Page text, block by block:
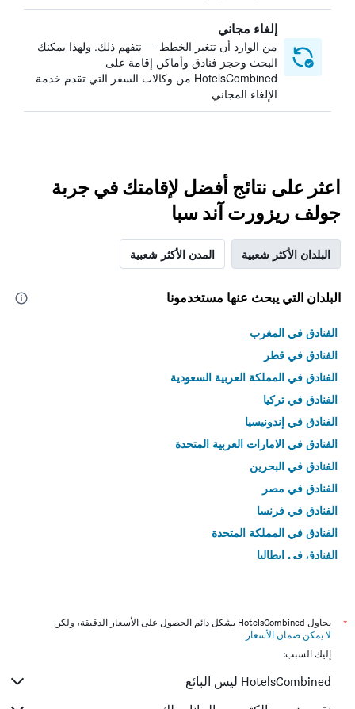
إلغاء مجاني
من الوارد أن تتغير الخطط — نتفهم ذلك. ولهذا يمكنك
البحث وحجز فنادق وأماكن إقامة على
HotelsCombined من وكالات السفر التي تقدم خدمة
الإلغاء المجاني
اعثر على نتائج أفضل لإقامتك في جربة
جولف ريزورت آند سبا
البلدان الأكثر شعبية المدن الأكثر شعبية
البلدان التي يبحث عنها مستخدمونا
الفنادق في المغرب
الفنادق في قطر
الفنادق في المملكة العربية السعودية
الفنادق في تركيا
الفنادق في إندونيسيا
الفنادق في الامارات العربية المتحدة
الفنادق في البحرين
الفنادق في مصر
الفنادق في فرنسا
الفنادق في المملكة المتحدة
الفنادق في إيطاليا
*
يحاول HotelsCombined بشكل دائم الحصول على الأسعار الدقيقة، ولكن
لا يمكن ضمان الأسعار .
إليك السبب:
HotelsCombined ليس البائع